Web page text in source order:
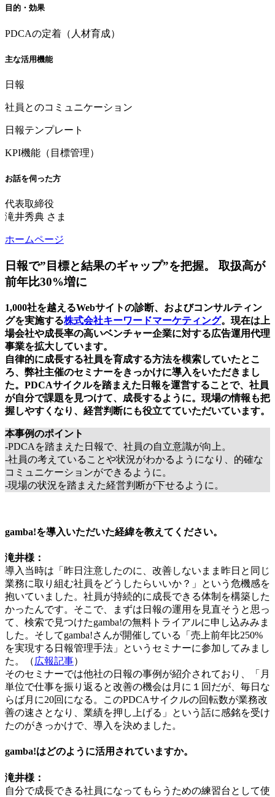
目的・効果
PDCAの定着（人材育成）
主な活用機能
日報
社員とのコミュニケーション
日報テンプレート
KPI機能（目標管理）
お話を伺った方
代表取締役
滝井秀典 さま
ホームページ
日報で”目標と結果のギャップ”を把握。 取扱高が
前年比30%増に
1,000社を越えるWebサイトの診断、およびコンサルティン
グを実施する株式会社キーワードマーケティング。現在は上
場会社や成長率の高いベンチャー企業に対する広告運用代理
事業を拡大しています。
自律的に成長する社員を育成する方法を模索していたとこ
ろ、弊社主催のセミナーをきっかけに導入をいただきまし
た。PDCAサイクルを踏まえた日報を運営することで、社員
が自分で課題を見つけて、成長するように。現場の情報も把
握しやすくなり、経営判断にも役立てていただいています。
本事例のポイント
-PDCAを踏まえた日報で、社員の自立意識が向上。
-社員の考えていることや状況がわかるようになり、的確な
コミュニケーションができるように。
-現場の状況を踏まえた経営判断が下せるように。
gamba!を導入いただいた経緯を教えてください。
滝井様：
導入当時は「昨日注意したのに、改善しないまま昨日と同じ
業務に取り組む社員をどうしたらいいか？」という危機感を
抱いていました。社員が持続的に成長できる体制を構築した
かったんです。そこで、まずは日報の運用を見直そうと思っ
て、検索で見つけたgamba!の無料トライアルに申し込みみま
した。そしてgamba!さんが開催している「売上前年比250%
を実現する日報管理手法」というセミナーに参加してみまし
た。（ 広報記事）
そのセミナーでは他社の日報の事例が紹介されており、「月
単位で仕事を振り返ると改善の機会は月に１回だが、毎日な
らば月に20回になる。このPDCAサイクルの回転数が業務改
善の速さとなり、業績を押し上げる」という話に感銘を受け
たのがきっかけで、導入を決めました。
gamba!はどのように活用されていますか。
滝井様：
自分で成長できる社員になってもらうための練習台として使